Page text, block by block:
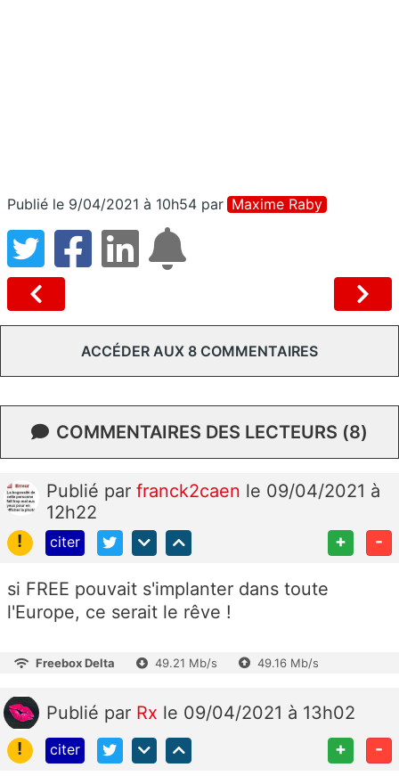
Publié le 9/04/2021 à 10h54 par Maxime Raby
ACCÉDER AUX 8 COMMENTAIRES
COMMENTAIRES DES LECTEURS (8)
Publié par franck2caen le 09/04/2021 à
12h22
!
citer + -
si FREE pouvait s'implanter dans toute
l'Europe, ce serait le rêve !
Freebox Delta 49.21 Mb/s 49.16 Mb/s
Publié par Rx le 09/04/2021 à 13h02
!
citer + -